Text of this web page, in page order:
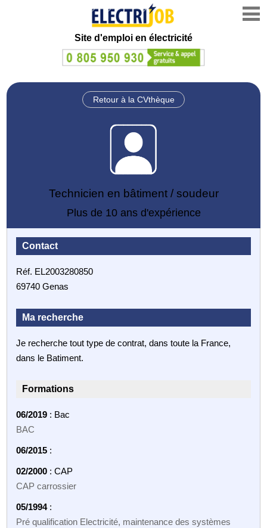
Site d'emploi en électricité
Retour à la CVthèque
Technicien en bâtiment / soudeur
Plus de 10 ans d'expérience
Contact
Réf. EL2003280850
69740 Genas
Ma recherche
Je recherche tout type de contrat, dans toute la France,
dans le Batiment.
Formations
06/2019 : Bac
BAC
06/2015 :
02/2000 : CAP
CAP carrossier
05/1994:
Pré qualification Electricité, maintenance des systèmes